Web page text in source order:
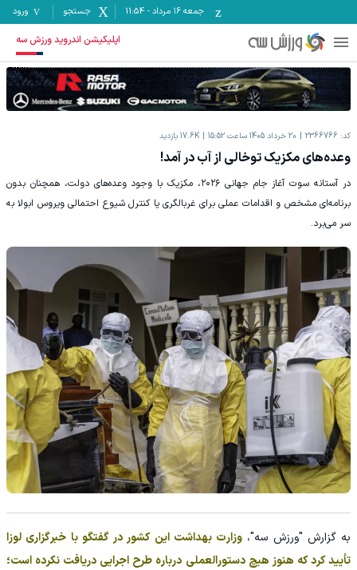
جمعه ۱۶ مرداد -
11:54 جستجو ورود
اپلیکیشن اندروید ورزش سه
کد: 2366766 20 خرداد 1405 ساعت 15:52 17.6K بازدید
وعده‌های مکزیک توخالی از آب در آمد!
در آستانه سوت آغاز جام جهانی ۲۰۲۶، مکزیک با وجود وعده‌های دولت، همچنان بدون
برنامه‌ای مشخص و اقدامات عملی برای غربالگری یا کنترل شیوع احتمالی ویروس ابولا به
سر می‌برد.
به گزارش "ورزش سه"، وزارت بهداشت این کشور در گفتگو با خبرگزاری لوزا
تأیید کرد که هنوز هیچ دستورالعملی درباره طرح اجرایی دریافت نکرده است؛